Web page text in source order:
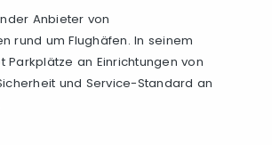
Anbieter von
rund um Flughäfen. In seinem
Parkplätze an Einrichtungen von
und Service-Standard an